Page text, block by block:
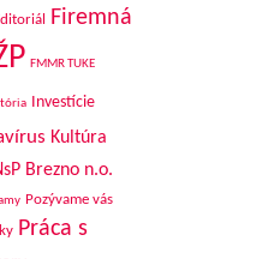
Firemná
FMMR TUKE
Investície
Kultúra
Brezno n.o.
Pozývame vás
Práca s